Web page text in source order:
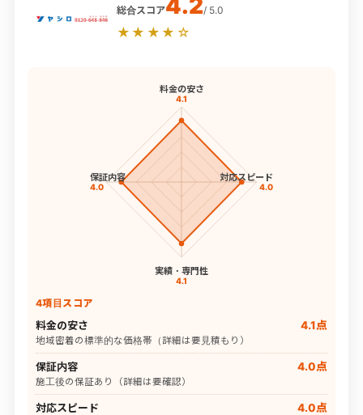
総合スコア4.2/ 5.0
★★★★☆
料金の安さ
4.1
対応スピード
4.0
実績・専門性
4.1
保証内容
4.0
4項目スコア
料金の安さ 4.1点
地域密着の標準的な価格帯（詳細は要見積もり）
保証内容 4.0点
施工後の保証あり（詳細は要確認）
対応スピード 4.0点